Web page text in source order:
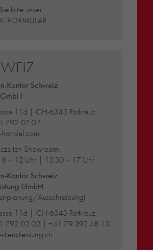
bitte unser
Kontor Schweiz
11d | CH-6343 Rotkreuz
792 02 02
handel.com
Showroom:
8 – 12 Uhr | 13.30 – 17 Uhr
Kontor Schweiz
GmbH
Ausschreibung)
11d | CH-6343 Rotkreuz
792 02 02 |+41 79 392 48 13